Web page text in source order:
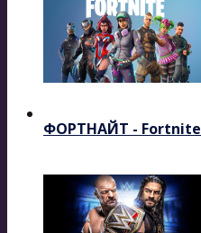
ФОРТНАЙТ - Fortnite